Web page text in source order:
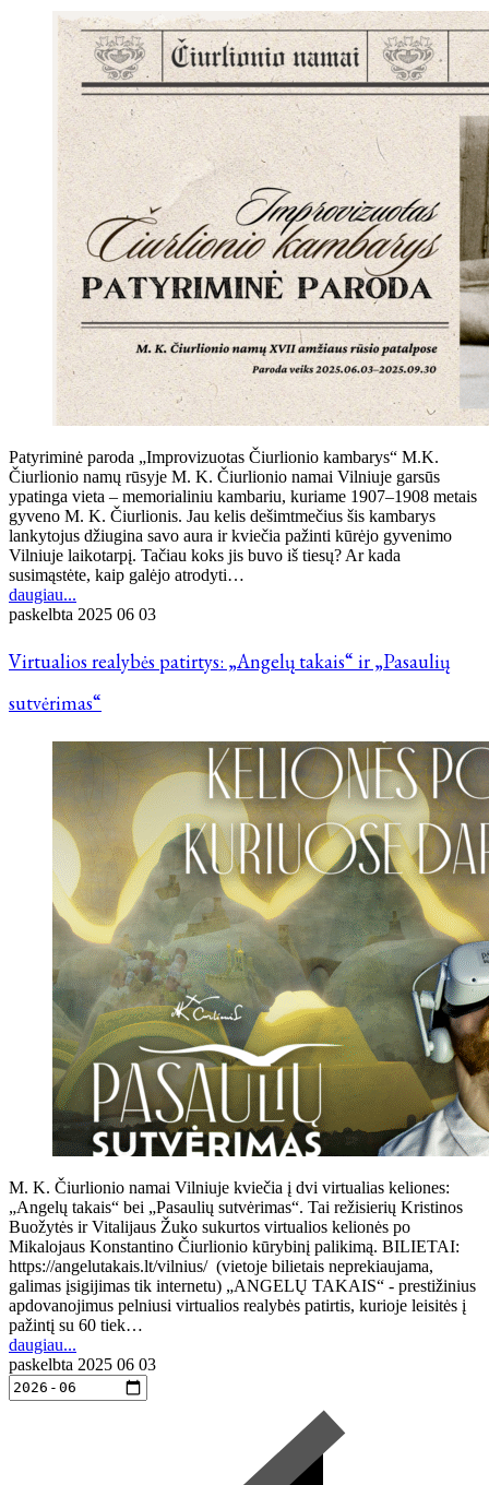
Patyriminė paroda „Improvizuotas Čiurlionio kambarys“ M.K.
Čiurlionio namų rūsyje M. K. Čiurlionio namai Vilniuje garsūs
ypatinga vieta – memorialiniu kambariu, kuriame 1907–1908 metais
gyveno M. K. Čiurlionis. Jau kelis dešimtmečius šis kambarys
lankytojus džiugina savo aura ir kviečia pažinti kūrėjo gyvenimo
Vilniuje laikotarpį. Tačiau koks jis buvo iš tiesų? Ar kada
susimąstėte, kaip galėjo atrodyti…
daugiau...
paskelbta 2025 06 03
Virtualios realybės patirtys: „Angelų takais“ ir „Pasaulių
sutvėrimas“
M. K. Čiurlionio namai Vilniuje kviečia į dvi virtualias keliones:
„Angelų takais“ bei „Pasaulių sutvėrimas“. Tai režisierių Kristinos
Buožytės ir Vitalijaus Žuko sukurtos virtualios kelionės po
Mikalojaus Konstantino Čiurlionio kūrybinį palikimą. BILIETAI:
https://angelutakais.lt/vilnius/ (vietoje bilietais neprekiaujama,
galimas įsigijimas tik internetu) „ANGELŲ TAKAIS“ - prestižinius
apdovanojimus pelniusi virtualios realybės patirtis, kurioje leisitės į
pažintį su 60 tiek…
daugiau...
paskelbta 2025 06 03